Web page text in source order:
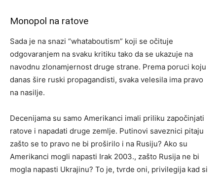
Monopol na ratove
Sada je na snazi “whataboutism” koji se očituje
odgovaranjem na svaku kritiku tako da se ukazuje na
navodnu zlonamjernost druge strane. Prema poruci koju
danas šire ruski propagandisti, svaka velesila ima pravo
na nasilje.
Decenijama su samo Amerikanci imali priliku započinjati
ratove i napadati druge zemlje. Putinovi saveznici pitaju
zašto se to pravo ne bi proširilo i na Rusiju? Ako su
Amerikanci mogli napasti Irak 2003., zašto Rusija ne bi
mogla napasti Ukrajinu? To je, tvrde oni, privilegija kad si